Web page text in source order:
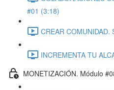
#01 (3:18)
CREAR COMUNIDAD.
INCREMENTA TU
MONETIZACIÓN. Módulo